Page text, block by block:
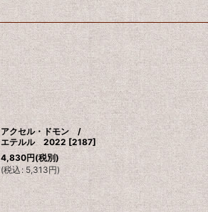
アクセル・ドモン /
エテルル 2022 [2187]
4,830円(税別)
(税込: 5,313円)